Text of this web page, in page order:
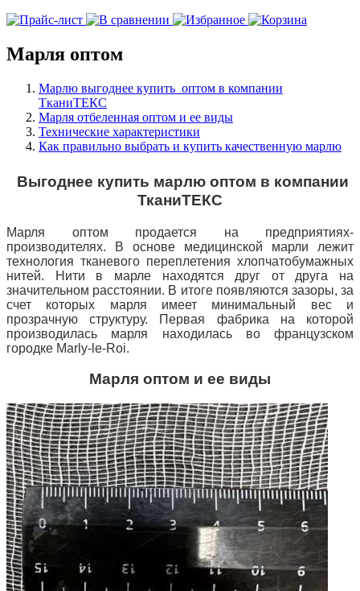
Марля оптом
Марлю выгоднее купить оптом в компании
ТканиТЕКС
Марля отбеленная оптом и ее виды
Технические характеристики
Как правильно выбрать и купить качественную марлю
Выгоднее купить марлю оптом в компании
ТканиТЕКС
Марля оптом продается на предприятиях-
производителях. В основе медицинской марли лежит
технология тканевого переплетения хлопчатобумажных
нитей. Нити в марле находятся друг от друга на
значительном расстоянии. В итоге появляются зазоры, за
счет которых марля имеет минимальный вес и
прозрачную структуру. Первая фабрика на которой
производилась марля находилась во французском
городке Marly-le-Roi.
Марля оптом и ее виды